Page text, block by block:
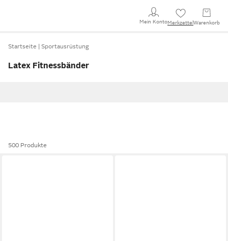
Mein KontoMerkzettel Warenkorb
Startseite Sportausrüstung
Latex Fitnessbänder
500 Produkte